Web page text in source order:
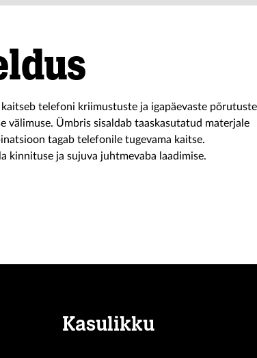
telefoni kriimustuste ja igapäevaste põrutuste
välimuse. Ümbris sisaldab taaskasutatud materjale
tagab telefonile tugevama kaitse.
kinnituse ja sujuva juhtmevaba laadimise.
Kasulikku